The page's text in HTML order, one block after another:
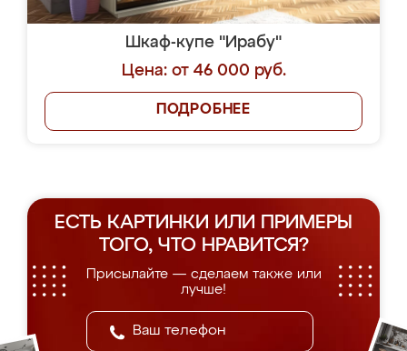
Шкаф-купе "Ирабу"
Цена: от 46 000 руб.
ПОДРОБНЕЕ
ЕСТЬ КАРТИНКИ ИЛИ ПРИМЕРЫ
ТОГО, ЧТО НРАВИТСЯ?
Присылайте — сделаем также или
лучше!